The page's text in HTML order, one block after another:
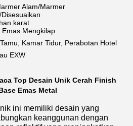
Alam/Marmer
karat
Emas Mengkilap
Kamar Tidur, Perabotan Hotel
EXW
Top Desain Unik Cerah Finish
Emas Metal
ini memiliki desain yang
keanggunan dengan